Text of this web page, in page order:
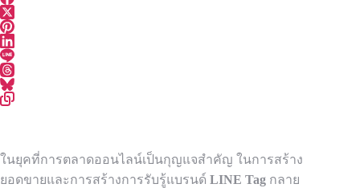
ในยุคที่การตลาดออนไลน์เป็นกุญแจสำคัญ ในการสร้าง
ยอดขายและการสร้างการรับรู้แบรนด์ LINE Tag กลาย